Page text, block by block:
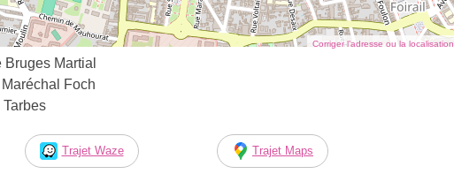
Corriger l’adresse ou la localisation
Bruges Martial
Foch
Trajet Waze Trajet Maps